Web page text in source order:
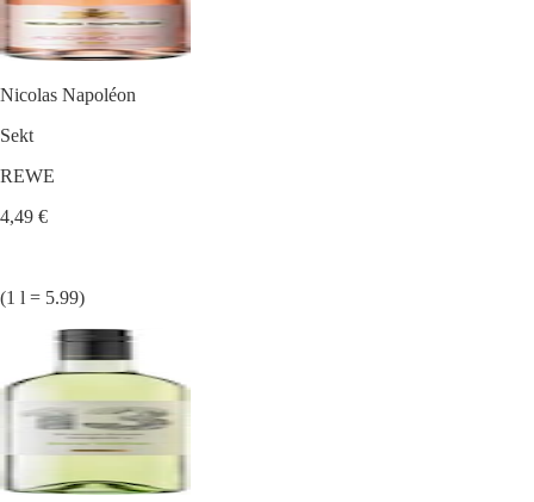
Nicolas Napoléon
Sekt
REWE
4,49 €
(1 l = 5.99)